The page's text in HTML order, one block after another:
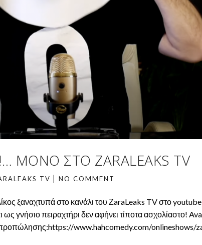
ΜΌΝΟ ΣΤΟ ZARALEAKS TV
TV NO COMMENT
ξαναχτυπά στο κανάλι του ΖaraLeaks TV στο
ως γνήσιο πειραχτήρι δεν αφήνει τίποτα ασχολίαστο!
www.hahcomedy.com/onlineshows/